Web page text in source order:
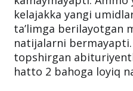
kelajakka yangi
ta’limga berilayotgan
natijalarni bermayapti.
topshirgan
hatto 2 bahoga loyiq